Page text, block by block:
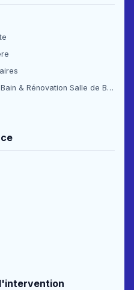
Prix pour Renover une Salle de Bain & Rénovation Salle de Bain Prix